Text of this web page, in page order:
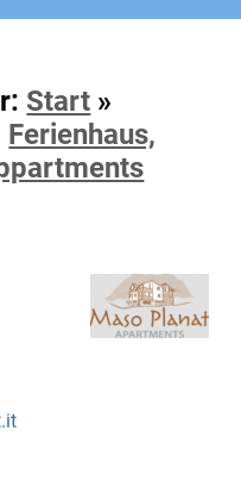
Start »
Ferienhaus,